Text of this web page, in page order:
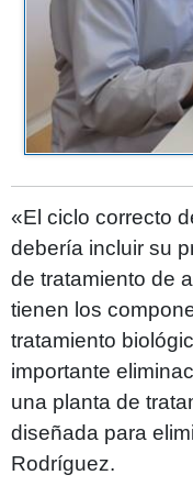
«El ciclo correcto
debería incluir su
de tratamiento de
tienen los
tratamiento
importante
una planta de
diseñada para
Rodríguez.